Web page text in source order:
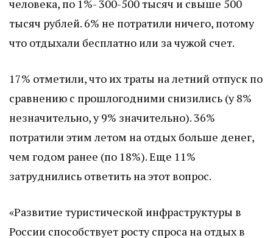
человека, по 1%- 300-500 тысяч и свыше 500
тысяч рублей. 6% не потратили ничего, потому
что отдыхали бесплатно или за чужой счет.
17% отметили, что их траты на летний отпуск по
сравнению с прошлогодними снизились (у 8%
незначительно, у 9% значительно). 36%
потратили этим летом на отдых больше денег,
чем годом ранее (по 18%). Еще 11%
затруднились ответить на этот вопрос.
«Развитие туристической инфраструктуры в
России способствует росту спроса на отдых в